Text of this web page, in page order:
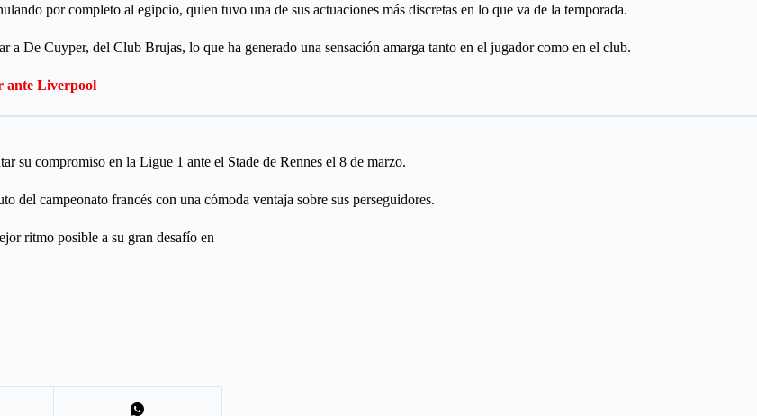
por completo al egipcio, quien tuvo una de sus actuaciones más discretas en lo que va de la temporada.
De Cuyper, del Club Brujas, lo que ha generado una sensación amarga tanto en el jugador como en el club.
ante Liverpool
su compromiso en la Ligue 1 ante el Stade de Rennes el 8 de marzo.
del campeonato francés con una cómoda ventaja sobre sus perseguidores.
ritmo posible a su gran desafío en